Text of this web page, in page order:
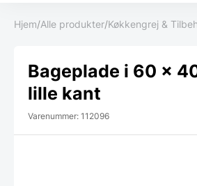
Hjem/Alle produkter/Køkkengrej &
Bageplade i 60 x
lille kant
Varenummer: 112096